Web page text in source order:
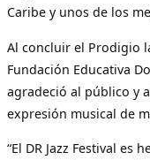
Caribe y unos de los
Al concluir el Prodigio
Fundación Educativa
agradeció al público y
expresión musical de
“El DR Jazz Festival